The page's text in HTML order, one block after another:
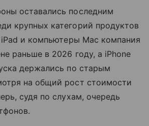
оставались последним
крупных категорий продуктов
iPad и компьютеры Mac компания
раньше в 2026 году, а iPhone
держались по старым
на общий рост стоимости
судя по слухам, очередь